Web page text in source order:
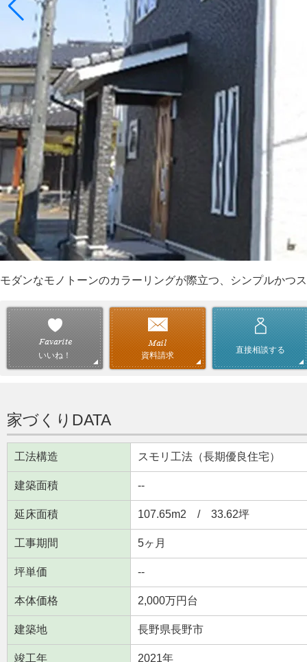
モダンなモノトーンのカラーリングが際立つ、シンプルかつ
いいね！ 資料請求
直接相談する
家づくりDATA
工法構造 スモリ工法（長期優良住宅）
建築面積 --
延床面積 107.65m2 / 33.62坪
工事期間 5ヶ月
坪単価 --
本体価格 2,000万円台
建築地 長野県長野市
竣工年 2021年